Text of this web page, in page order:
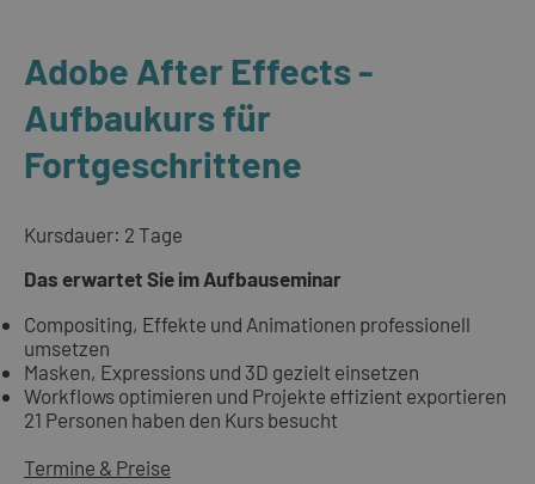
Adobe After Effects -
Aufbaukurs für
Fortgeschrittene
Kursdauer: 2 Tage
Das erwartet Sie im Aufbauseminar
Compositing, Effekte und Animationen professionell
umsetzen
Masken, Expressions und 3D gezielt einsetzen
Workflows optimieren und Projekte effizient exportieren
21 Personen haben den Kurs besucht
Termine & Preise